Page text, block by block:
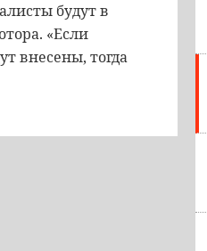
будут в
. «Если
внесены, тогда